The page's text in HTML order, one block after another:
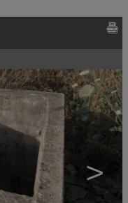
>